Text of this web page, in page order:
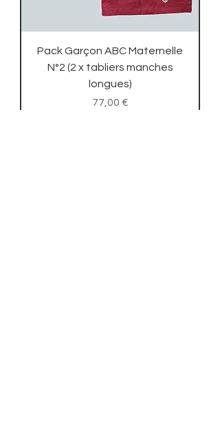
Pack Garçon ABC Maternelle
N°2 (2 x tabliers manches
longues)
Prix
77,00 €